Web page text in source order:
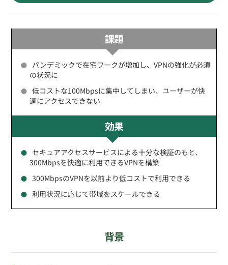
課題
パンデミックで在宅ワークが増加し、VPNの強化が必須
の状況に
低コストな100Mbpsに集中してしまい、ユーザーが快
適にアクセスできない
効果
セキュアアクセスサービスによる十分な検証のもと、
300Mbpsを快適に利用できるVPNを構築
300MbpsのVPNを以前より低コストで利用できる
利用状況に応じて帯域をスケールできる
背景